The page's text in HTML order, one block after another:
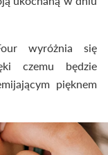
wyróżnia się
czemu będzie
pięknem